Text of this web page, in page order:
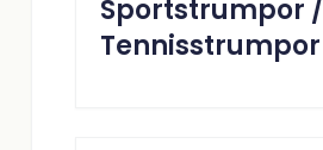
Sportstrumpor /
Tennisstrumpor